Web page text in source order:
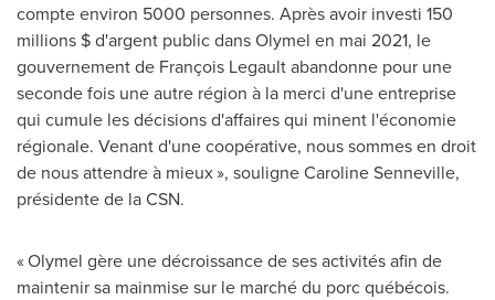
compte environ 5000 personnes. Après avoir investi 150
millions $ d'argent public dans Olymel en mai 2021, le
gouvernement de François Legault abandonne pour une
seconde fois une autre région à la merci d'une entreprise
qui cumule les décisions d'affaires qui minent l'économie
régionale. Venant d'une coopérative, nous sommes en droit
de nous attendre à mieux », souligneCaroline Senneville,
présidente de la CSN.
« Olymel gère une décroissance de ses activités afin de
maintenir sa mainmise sur le marché du porc québécois.